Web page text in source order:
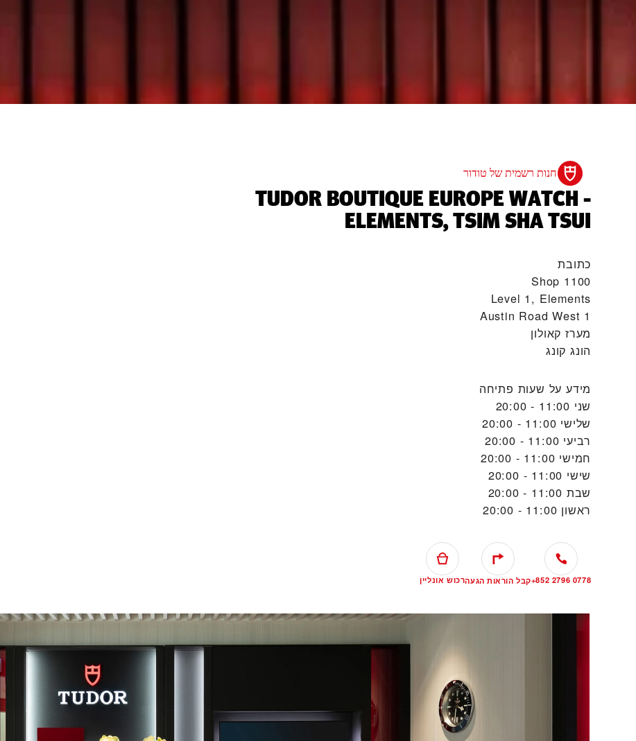
חנות רשמית של טודור
‭TUDOR BOUTIQUE EUROPE WATCH -
ELEMENTS, TSIM SHA TSUI‬
כתובת
Shop 1100
Level 1, Elements
1 Austin Road West
מערז קאולון
הונג קונג
מידע על שעות פתיחה
שני 11:00 - 20:00
שלישי 11:00 - 20:00
רביעי 11:00 - 20:00
חמישי 11:00 - 20:00
שישי 11:00 - 20:00
שבת 11:00 - 20:00
ראשון 11:00 - 20:00
+852 2796 0778קבל הוראות הגעהרכוש אונליין